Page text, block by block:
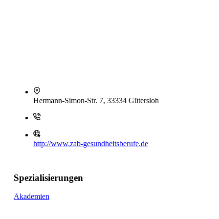
Hermann-Simon-Str. 7, 33334 Gütersloh
http://www.zab-gesundheitsberufe.de
Spezialisierungen
Akademien